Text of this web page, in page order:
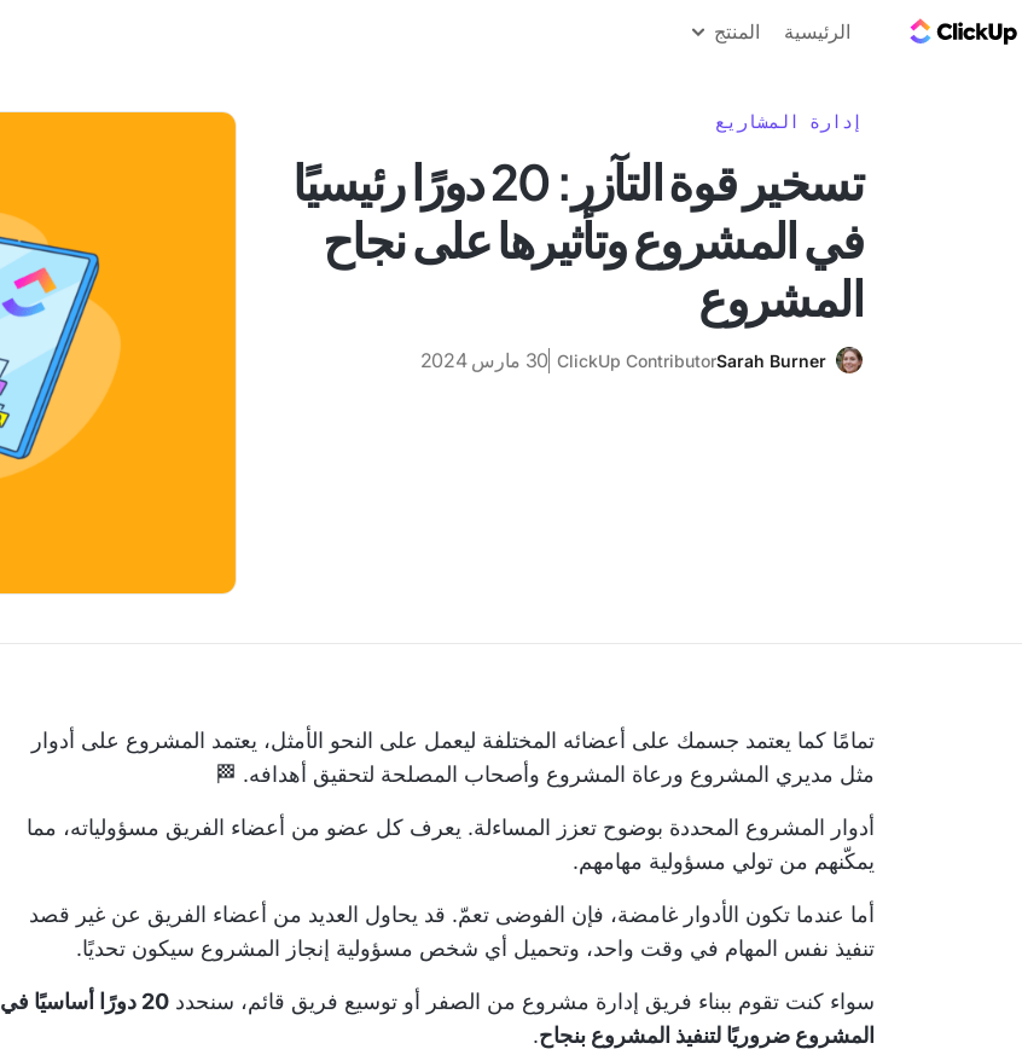
الرئيسية المنتج
إدارة المشاريع
تسخير قوة التآزر: 20 دورًا رئيسيًا
في المشروع وتأثيرها على نجاح
المشروع
Sarah Burner
ClickUp Contributor 30 مارس 2024
تمامًا كما يعتمد جسمك على أعضائه المختلفة ليعمل على النحو الأمثل، يعتمد المشروع على أدوار
مثل مديري المشروع ورعاة المشروع وأصحاب المصلحة لتحقيق أهدافه. 🏁
أدوار المشروع المحددة بوضوح تعزز المساءلة. يعرف كل عضو من أعضاء الفريق مسؤولياته، مما
يمكّنهم من تولي مسؤولية مهامهم.
أما عندما تكون الأدوار غامضة، فإن الفوضى تعمّ. قد يحاول العديد من أعضاء الفريق عن غير قصد
تنفيذ نفس المهام في وقت واحد، وتحميل أي شخص مسؤولية إنجاز المشروع سيكون تحديًا.
سواء كنت تقوم ببناء فريق إدارة مشروع من الصفر أو توسيع فريق قائم، سنحدد
20 دورًا أساسيًا في
المشروع ضروريًا لتنفيذ المشروع بنجاح.